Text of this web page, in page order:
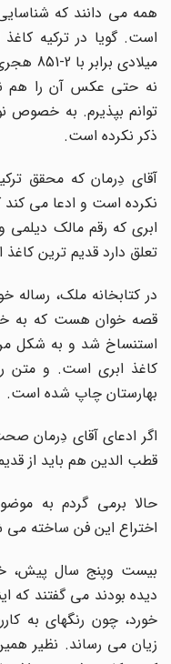
همه می دانند که
میلادی
نه حتی عکس آن را هم
توانم بپذیرم. به خصوص
ذکر نکرده است.
آقای دِرمان که محقق
نکرده است و ادعا می کند
تعلق دارد قدیم ترین کاغذ
در کتابخانه ملک،
استنساخ شد و به شکل
بهارستان چاپ شده است.
اگر ادعای آقای دِرمان
قطب الدین هم باید از
حالا برمی گردم به
اختراع این فن ساخته می
بیست وپنج سال پیش،
دیده بودند می گفتند که
خورد، چون رنگهای به
زیان می رساند. نظیر